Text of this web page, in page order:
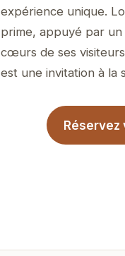
expérience unique.
prime, appuyé par
cœurs de ses
est une invitation à la
Réservez